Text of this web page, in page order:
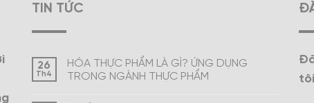
TIN TỨC
26
Th4
HÓA THỰC PHẨM LÀ GÌ? ỨNG DỤNG
TRONG NGÀNH THỰC PHẨM